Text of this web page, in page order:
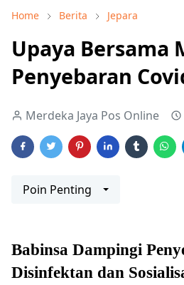
Home Berita Jepara
Upaya Bersama
Penyebaran
Merdeka Jaya Pos Online
Poin Penting
Babinsa Dampingi
Disinfektan dan